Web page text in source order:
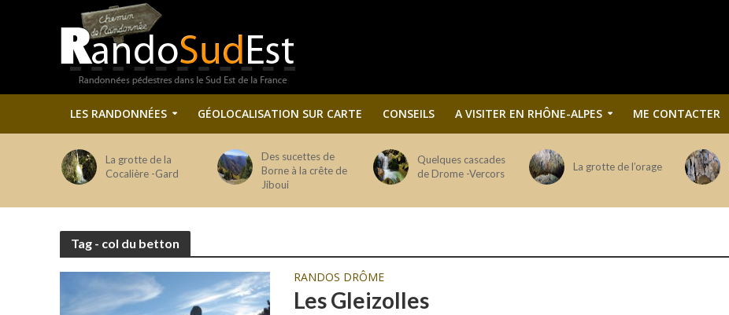
LES RANDONNÉES GÉOLOCALISATION SUR CARTE CONSEILS A VISITER EN RHÔNE-ALPES ME CONTACTER
La grotte de la
Cocalière -Gard
Des sucettes de
Borne à la crête de
Jiboui
Quelques cascades
de Drome -Vercors
La grotte de l’orage
Tag - col du betton
RANDOS DRÔME
Les Gleizolles